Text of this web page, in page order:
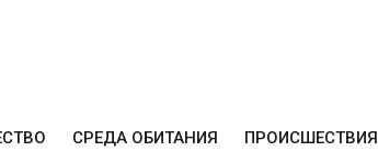
СРЕДА ОБИТАНИЯ ПРОИСШЕСТВИЯ